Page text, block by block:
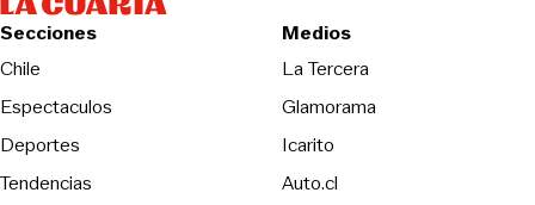
Secciones
Chile
Espectaculos
Deportes
Tendencias
Medios
La TerceraOpens in new
Glamorama
Icarito
Auto.cl